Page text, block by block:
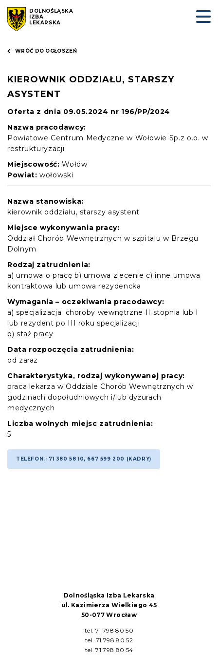
DOLNOŚLĄSKA
IZBA
LEKARSKA
WRÓĆ DO OGŁOSZEŃ
KIEROWNIK ODDZIAŁU, STARSZY
ASYSTENT
Oferta z dnia 09.05.2024 nr 196/PP/2024
Nazwa pracodawcy:
Powiatowe Centrum Medyczne w Wołowie Sp.z o.o. w
restrukturyzacji
Miejscowość: Wołów
Powiat: wołowski
Nazwa stanowiska:
kierownik oddziału, starszy asystent
Miejsce wykonywania pracy:
Oddział Chorób Wewnętrznych w szpitalu w Brzegu
Dolnym
Rodzaj zatrudnienia:
a) umowa o pracę b) umowa zlecenie c) inne umowa
kontraktowa lub umowa rezydencka
Wymagania – oczekiwania pracodawcy:
a) specjalizacja: choroby wewnętrzne II stopnia lub I
lub rezydent po III roku specjalizacji
b) staż pracy
Data rozpoczęcia zatrudnienia:
od zaraz
Charakterystyka, rodzaj wykonywanej pracy:
praca lekarza w Oddziale Chorób Wewnętrznych w
godzinach dopołudniowych i/lub dyżurach
medycznych
Liczba wolnych miejsc zatrudnienia:
5
TELEFON.: 71 380 58 10, 667 599 200 (KADRY)
Dolnośląska Izba Lekarska
ul. Kazimierza Wielkiego 45
50-077 Wrocław
tel. 71 798 80 50
tel. 71 798 80 52
tel. 71 798 80 54